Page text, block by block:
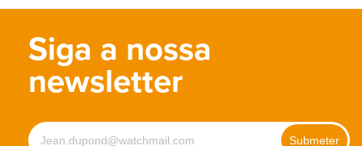
Siga a nossa
newsletter